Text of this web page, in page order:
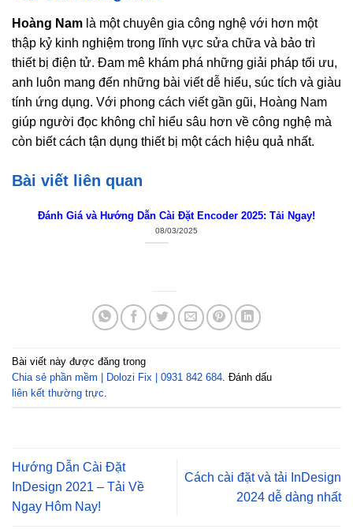
Hoàng Nam là một chuyên gia công nghệ với hơn một
thập kỷ kinh nghiệm trong lĩnh vực sửa chữa và bảo trì
thiết bị điện tử. Đam mê khám phá những giải pháp tối ưu,
anh luôn mang đến những bài viết dễ hiểu, súc tích và giàu
tính ứng dụng. Với phong cách viết gần gũi, Hoàng Nam
giúp người đọc không chỉ hiểu sâu hơn về công nghệ mà
còn biết cách tận dụng thiết bị một cách hiệu quả nhất.
Bài viết liên quan
Đánh Giá và Hướng Dẫn Cài Đặt Encoder 2025: Tải Ngay!
08/03/2025
Bài viết này được đăng trong
Chia sẻ phần mềm | Dolozi Fix | 0931 842 684 . Đánh dấu
liên kết thường trực
Hướng Dẫn Cài Đặt
InDesign 2021 – Tải Về
Ngay Hôm Nay!
Cách cài đặt và tải InDesign
2024 dễ dàng nhất